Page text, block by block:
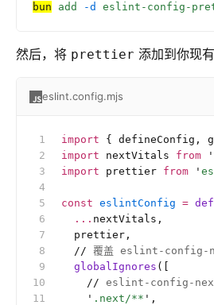
bun add -d eslint-config-
然后，将 prettier 添加到你现
eslint.config.mjs
import { defineConfig,
import nextVitals from '
import prettier from '
const eslintConfig =
  ...
nextVitals,
  prettier,
  //
覆盖 eslint-config-
  globalIgnores
([
    //
eslint-config-next
    '
.next/** ' ,